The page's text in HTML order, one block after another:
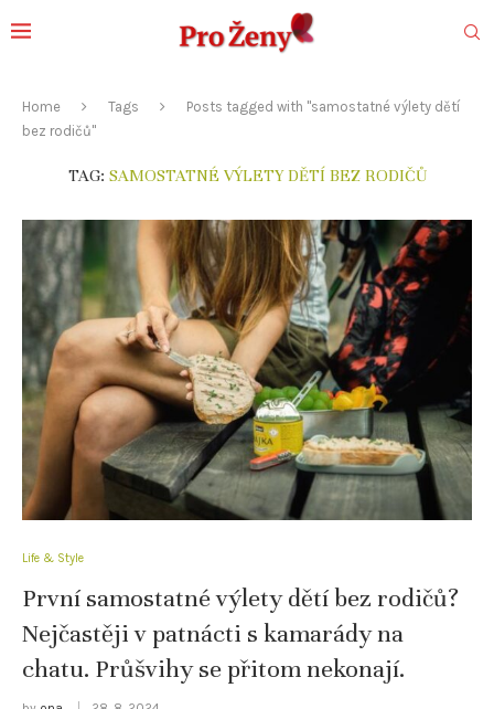
Home Tags
Posts tagged with "samostatné výlety dětí
bez rodičů"
TAG: SAMOSTATNÉ VÝLETY DĚTÍ BEZ RODIČŮ
Life & Style
První samostatné výlety dětí bez rodičů?
Nejčastěji v patnácti s kamarády na
chatu. Průšvihy se přitom nekonají.